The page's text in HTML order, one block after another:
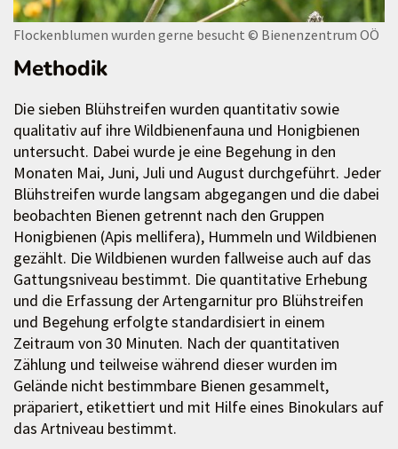
Flockenblumen wurden gerne besucht © Bienenzentrum OÖ
Methodik
Die sieben Blühstreifen wurden quantitativ sowie
qualitativ auf ihre Wildbienenfauna und Honigbienen
untersucht. Dabei wurde je eine Begehung in den
Monaten Mai, Juni, Juli und August durchgeführt. Jeder
Blühstreifen wurde langsam abgegangen und die dabei
beobachten Bienen getrennt nach den Gruppen
Honigbienen (Apis mellifera), Hummeln und Wildbienen
gezählt. Die Wildbienen wurden fallweise auch auf das
Gattungsniveau bestimmt. Die quantitative Erhebung
und die Erfassung der Artengarnitur pro Blühstreifen
und Begehung erfolgte standardisiert in einem
Zeitraum von 30 Minuten. Nach der quantitativen
Zählung und teilweise während dieser wurden im
Gelände nicht bestimmbare Bienen gesammelt,
präpariert, etikettiert und mit Hilfe eines Binokulars auf
das Artniveau bestimmt.